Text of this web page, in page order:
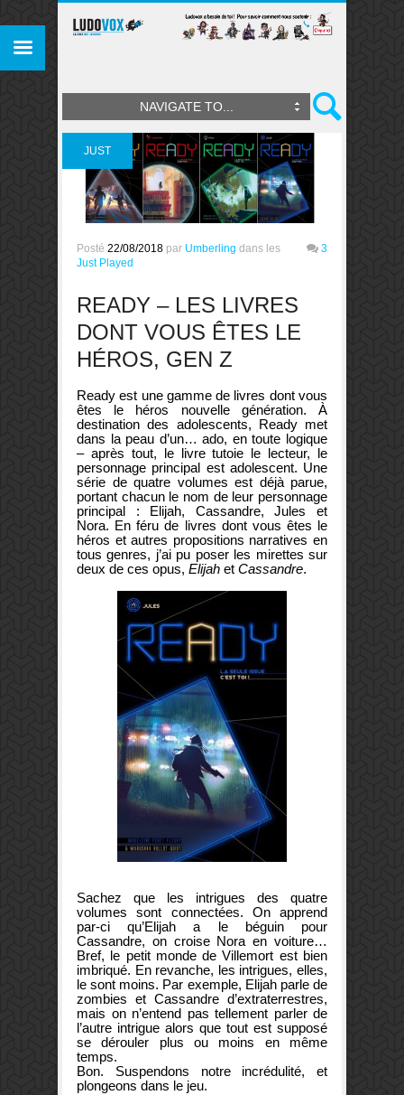
NAVIGATE TO...
JUST
PLAYED
Posté 22/08/2018 par Umberling dans les
Just Played
3
READY – LES LIVRES
DONT VOUS ÊTES LE
HÉROS, GEN Z
Ready est une gamme de livres dont vous
êtes le héros nouvelle génération. À
destination des adolescents, Ready met
dans la peau d’un… ado, en toute logique
– après tout, le livre tutoie le lecteur, le
personnage principal est adolescent. Une
série de quatre volumes est déjà parue,
portant chacun le nom de leur personnage
principal : Elijah, Cassandre, Jules et
Nora. En féru de livres dont vous êtes le
héros et autres propositions narratives en
tous genres, j’ai pu poser les mirettes sur
deux de ces opus, Elijah et Cassandre.
Sachez que les intrigues des quatre
volumes sont connectées. On apprend
par-ci qu’Elijah a le béguin pour
Cassandre, on croise Nora en voiture…
Bref, le petit monde de Villemort est bien
imbriqué. En revanche, les intrigues, elles,
le sont moins. Par exemple, Elijah parle de
zombies et Cassandre d’extraterrestres,
mais on n’entend pas tellement parler de
l’autre intrigue alors que tout est supposé
se dérouler plus ou moins en même
temps.
Bon. Suspendons notre incrédulité, et
plongeons dans le jeu.